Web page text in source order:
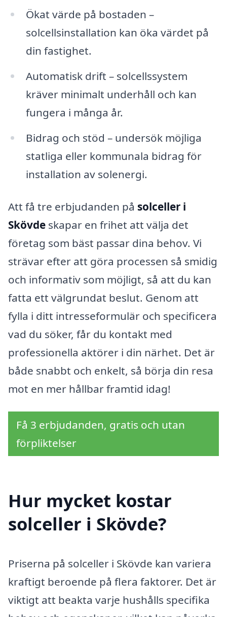
Ökat värde på bostaden –
solcellsinstallation kan öka värdet på
din fastighet.
Automatisk drift – solcellssystem
kräver minimalt underhåll och kan
fungera i många år.
Bidrag och stöd – undersök möjliga
statliga eller kommunala bidrag för
installation av solenergi.
Att få tre erbjudanden på solceller i
Skövde skapar en frihet att välja det
företag som bäst passar dina behov. Vi
strävar efter att göra processen så smidig
och informativ som möjligt, så att du kan
fatta ett välgrundat beslut. Genom att
fylla i ditt intresseformulär och specificera
vad du söker, får du kontakt med
professionella aktörer i din närhet. Det är
både snabbt och enkelt, så börja din resa
mot en mer hållbar framtid idag!
Få 3 erbjudanden, gratis och utan
förpliktelser
Hur mycket kostar
solceller i Skövde?
Priserna på solceller i Skövde kan variera
kraftigt beroende på flera faktorer. Det är
viktigt att beakta varje hushålls specifika